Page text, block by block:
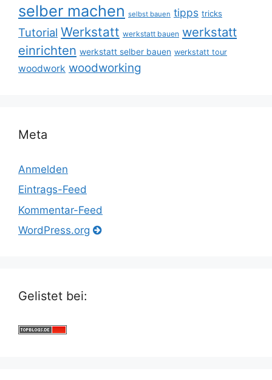
selber machen selbst bauen tipps tricks
Tutorial Werkstatt werkstatt bauen werkstatt
einrichten werkstatt selber bauen werkstatt tour
woodwork woodworking
Meta
Anmelden
Eintrags-Feed
Kommentar-Feed
WordPress.org
Gelistet bei: